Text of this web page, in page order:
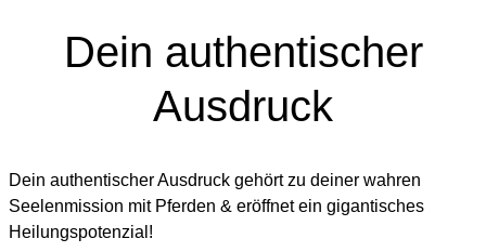
Dein authentischer
Ausdruck
Dein authentischer Ausdruck gehört zu deiner wahren
Seelenmission mit Pferden & eröffnet ein gigantisches
Heilungspotenzial!